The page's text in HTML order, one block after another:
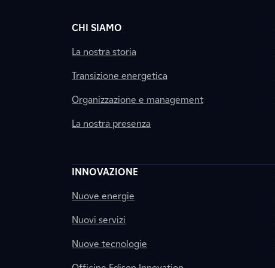
CHI SIAMO
La nostra storia
Transizione energetica
Organizzazione e management
La nostra presenza
INNOVAZIONE
Nuove energie
Nuovi servizi
Nuove tecnologie